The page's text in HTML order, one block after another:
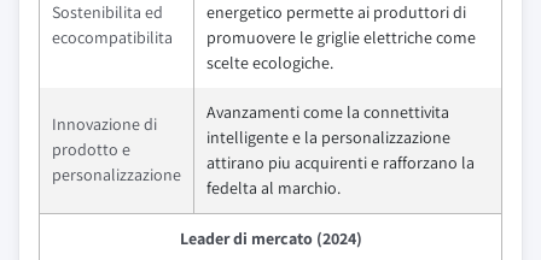
Sostenibilita ed
ecocompatibilita
energetico permette ai produttori di
promuovere le griglie elettriche come
scelte ecologiche.
Innovazione di
prodotto e
personalizzazione
Avanzamenti come la connettivita
intelligente e la personalizzazione
attirano piu acquirenti e rafforzano la
fedelta al marchio.
Leader di mercato (2024)